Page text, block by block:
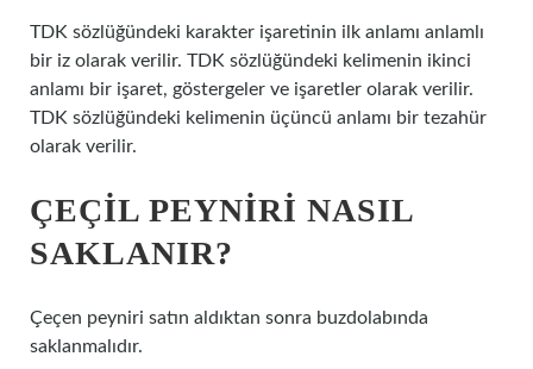
TDK sözlüğündeki karakter işaretinin ilk anlamı anlamlı
bir iz olarak verilir. TDK sözlüğündeki kelimenin ikinci
anlamı bir işaret, göstergeler ve işaretler olarak verilir.
TDK sözlüğündeki kelimenin üçüncü anlamı bir tezahür
olarak verilir.
ÇEÇIL PEYNIRI NASIL
SAKLANIR?
Çeçen peyniri satın aldıktan sonra buzdolabında
saklanmalıdır.